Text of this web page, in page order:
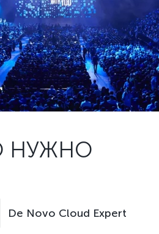
НУЖНО
De Novo Cloud Expert